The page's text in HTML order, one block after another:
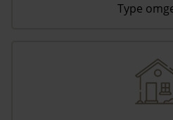
Type